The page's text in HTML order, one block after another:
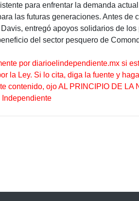
para enfrentar la demanda
las futuras generaciones. Antes de
entregó apoyos solidarios de los
del sector pesquero de
por diarioelindependiente.mx si
la Ley. Si lo cita, diga la fuente y
contenido, ojo AL PRINCIPIO DE LA
Independiente